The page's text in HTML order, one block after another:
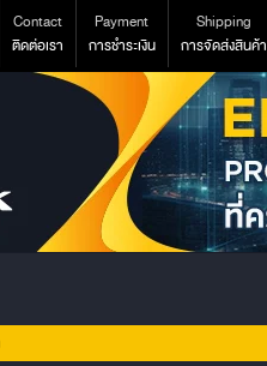
Contact
ติดต่อเรา
Payment
การชำระเงิน
Shipping
การจัดส่งสินค้า